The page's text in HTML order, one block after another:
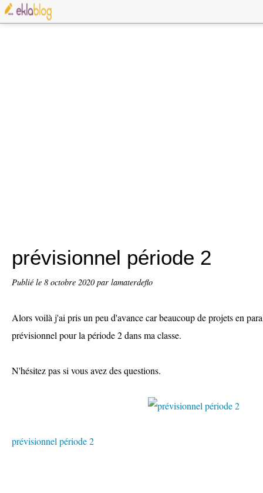
prévisionnel période 2
Publié le 8 octobre 2020par lamaterdeflo
Alors voilà j'ai pris un peu d'avance car beaucoup de projets en
prévisionnel pour la période 2 dans ma classe.
N'hésitez pas si vous avez des questions.
prévisionnel période 2